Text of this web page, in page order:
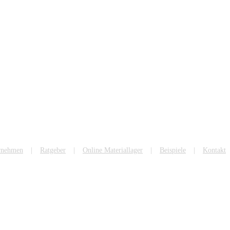
Ratgeber Online Materiallager Beispiele Kontakt